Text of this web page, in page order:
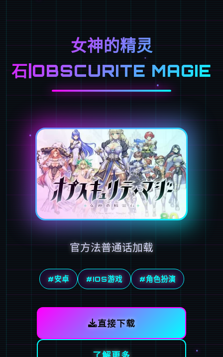
女神的精灵
石|OBSCURITE MAGIE
官方法普通话加载
#安卓 #IOS游戏 #角色扮演
直接下载
了解更多